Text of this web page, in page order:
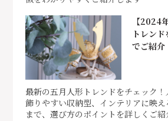
【2024
トレン
でご紹介
最新の五月人形トレンドをチェック
飾りやすい収納型、インテリアに映
まで、選び方のポイントを詳しくご紹